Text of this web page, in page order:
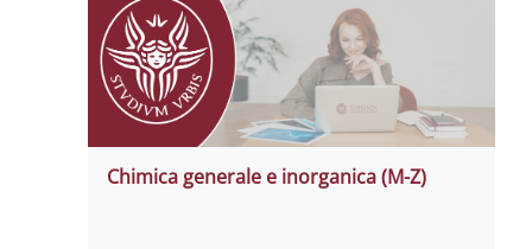
Chimica generale e inorganica (M-Z)